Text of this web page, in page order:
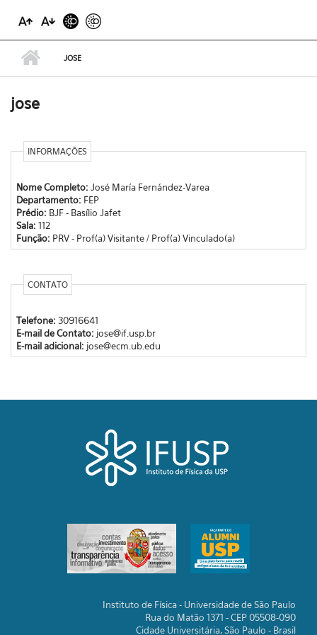
JOSE
jose
INFORMAÇÕES
Nome Completo: José María Fernández-Varea
Departamento: FEP
Prédio: BJF - Basílio Jafet
Sala: 112
Função: PRV - Prof(a) Visitante / Prof(a) Vinculado(a)
CONTATO
Telefone: 30916641
E-mail de Contato: jose@if.usp.br
E-mail adicional: jose@ecm.ub.edu
Instituto de Física - Universidade de São Paulo
Rua do Matão 1371 - CEP 05508-090
Cidade Universitária, São Paulo - Brasil